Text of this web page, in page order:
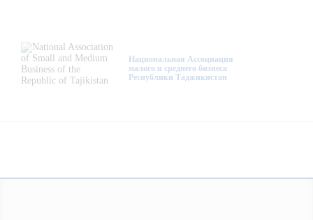
Национальная Ассоциация
малого и среднего бизнеса
Республики Таджикистан
Activity
Projects